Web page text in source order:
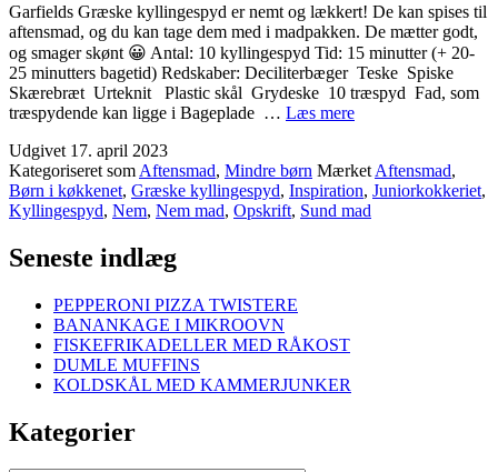
Garfields Græske kyllingespyd er nemt og lækkert! De kan spises til
aftensmad, og du kan tage dem med i madpakken. De mætter godt,
og smager skønt 😀 Antal: 10 kyllingespyd Tid: 15 minutter (+ 20-
25 minutters bagetid) Redskaber: Deciliterbæger Teske Spiske
Skærebræt Urteknit Plastic skål Grydeske 10 træspyd Fad, som
træspydende kan ligge i Bageplade … Læs mereGARFIELDS
Udgivet 17. april 2023
Kategoriseret som Aftensmad, Mindre børn Mærket Aftensmad,
Børn i køkkenet, Græske kyllingespyd, Inspiration, Juniorkokkeriet,
Kyllingespyd, Nem, Nem mad, Opskrift, Sund mad
Seneste indlæg
PEPPERONI PIZZA TWISTERE
BANANKAGE I MIKROOVN
FISKEFRIKADELLER MED RÅKOST
DUMLE MUFFINS
KOLDSKÅL MED KAMMERJUNKER
Kategorier